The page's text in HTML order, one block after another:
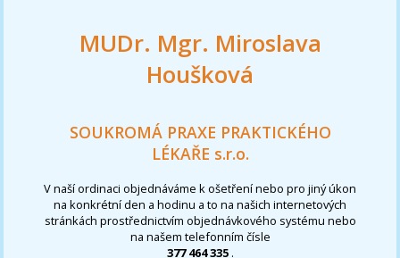
MUDr. Mgr. Miroslava
Houšková
SOUKROMÁ PRAXE PRAKTICKÉHO
LÉKAŘE s.r.o.
V naší ordinaci objednáváme k ošetření nebo pro jiný úkon
na konkrétní den a hodinu a to na našich internetových
stránkách prostřednictvím objednávkového systému nebo
na našem telefonním čísle
377 464 335 .